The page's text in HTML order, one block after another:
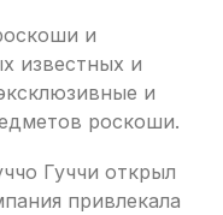
и
известных и
и
роскоши.
Гуччи открыл
привлекала